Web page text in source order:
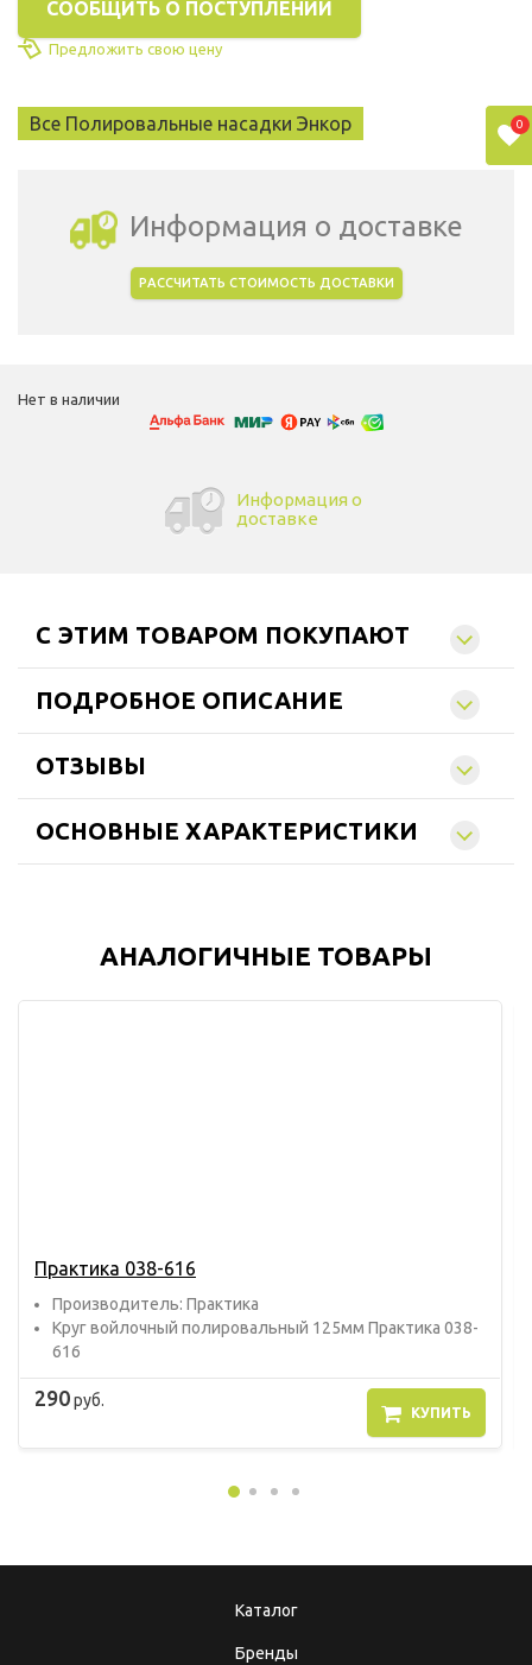
СООБЩИТЬ О ПОСТУПЛЕНИИ
Предложить свою цену
Все Полировальные насадки Энкор
Информация о доставке
РАССЧИТАТЬ СТОИМОСТЬ ДОСТАВКИ
Нет в наличии
Информация о
доставке
C ЭТИМ ТОВАРОМ ПОКУПАЮТ
ПОДРОБНОЕ ОПИСАНИЕ
ОТЗЫВЫ
ОСНОВНЫЕ ХАРАКТЕРИСТИКИ
АНАЛОГИЧНЫЕ ТОВАРЫ
Практика 038-616
Прoизвoдитель: Практика
Круг войлочный полировальный 125мм Практика 038-
616
290руб.
КУПИТЬ
Каталог
Бренды
0